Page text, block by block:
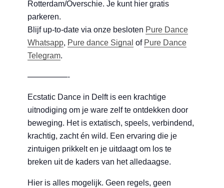
Rotterdam/Overschie. Je kunt hier gratis
parkeren.
Blijf up-to-date via onze besloten Pure Dance
Whatsapp, Pure dance Signal of Pure Dance
Telegram.
—————-
Ecstatic Dance in Delft is een krachtige
uitnodiging om je ware zelf te ontdekken door
beweging. Het is extatisch, speels, verbindend,
krachtig, zacht én wild. Een ervaring die je
zintuigen prikkelt en je uitdaagt om los te
breken uit de kaders van het alledaagse.
Hier is alles mogelijk. Geen regels, geen